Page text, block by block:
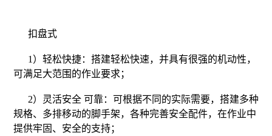
扣盘式
1）轻松快捷：搭建轻松快速，并具有很强的机动性，
可满足大范围的作业要求；
2）灵活安全 可靠：可根据不同的实际需要，搭建多种
规格、多排移动的脚手架，各种完善安全配件，在作业中
提供牢固、安全的支持；